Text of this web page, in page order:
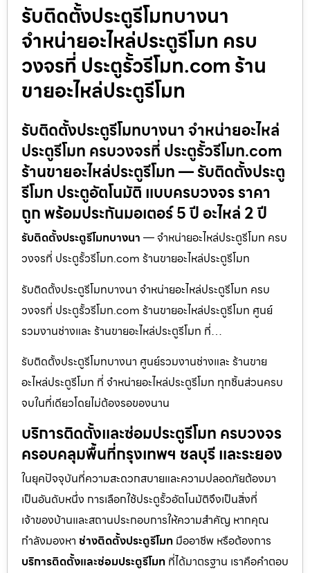
รับติดตั้งประตูรีโมทบางนา
จำหน่ายอะไหล่ประตูรีโมท ครบ
วงจรที่ ประตูรั้วรีโมท.com ร้าน
ขายอะไหล่ประตูรีโมท
รับติดตั้งประตูรีโมทบางนา จำหน่ายอะไหล่
ประตูรีโมท ครบวงจรที่ ประตูรั้วรีโมท.com
ร้านขายอะไหล่ประตูรีโมท — รับติดตั้งประตู
รีโมท ประตูอัตโนมัติ แบบครบวงจร ราคา
ถูก พร้อมประกันมอเตอร์ 5 ปี อะไหล่ 2 ปี
รับติดตั้งประตูรีโมทบางนา — จำหน่ายอะไหล่ประตูรีโมท ครบ
วงจรที่ ประตูรั้วรีโมท.com ร้านขายอะไหล่ประตูรีโมท
รับติดตั้งประตูรีโมทบางนา จำหน่ายอะไหล่ประตูรีโมท ครบ
วงจรที่ ประตูรั้วรีโมท.com ร้านขายอะไหล่ประตูรีโมท ศูนย์
รวมงานช่างและ ร้านขายอะไหล่ประตูรีโมท ที่…
รับติดตั้งประตูรีโมทบางนา ศูนย์รวมงานช่างและ ร้านขาย
อะไหล่ประตูรีโมท ที่ จำหน่ายอะไหล่ประตูรีโมท ทุกชิ้นส่วนครบ
จบในที่เดียวโดยไม่ต้องรอของนาน
บริการติดตั้งและซ่อมประตูรีโมท ครบวงจร
ครอบคลุมพื้นที่กรุงเทพฯ ชลบุรี และระยอง
ในยุคปัจจุบันที่ความสะดวกสบายและความปลอดภัยต้องมา
เป็นอันดับหนึ่ง การเลือกใช้ประตูรั้วอัตโนมัติจึงเป็นสิ่งที่
เจ้าของบ้านและสถานประกอบการให้ความสำคัญ หากคุณ
กำลังมองหา ช่างติดตั้งประตูรีโมท มืออาชีพ หรือต้องการ
บริการติดตั้งและซ่อมประตูรีโมท ที่ได้มาตรฐาน เราคือคำตอบ